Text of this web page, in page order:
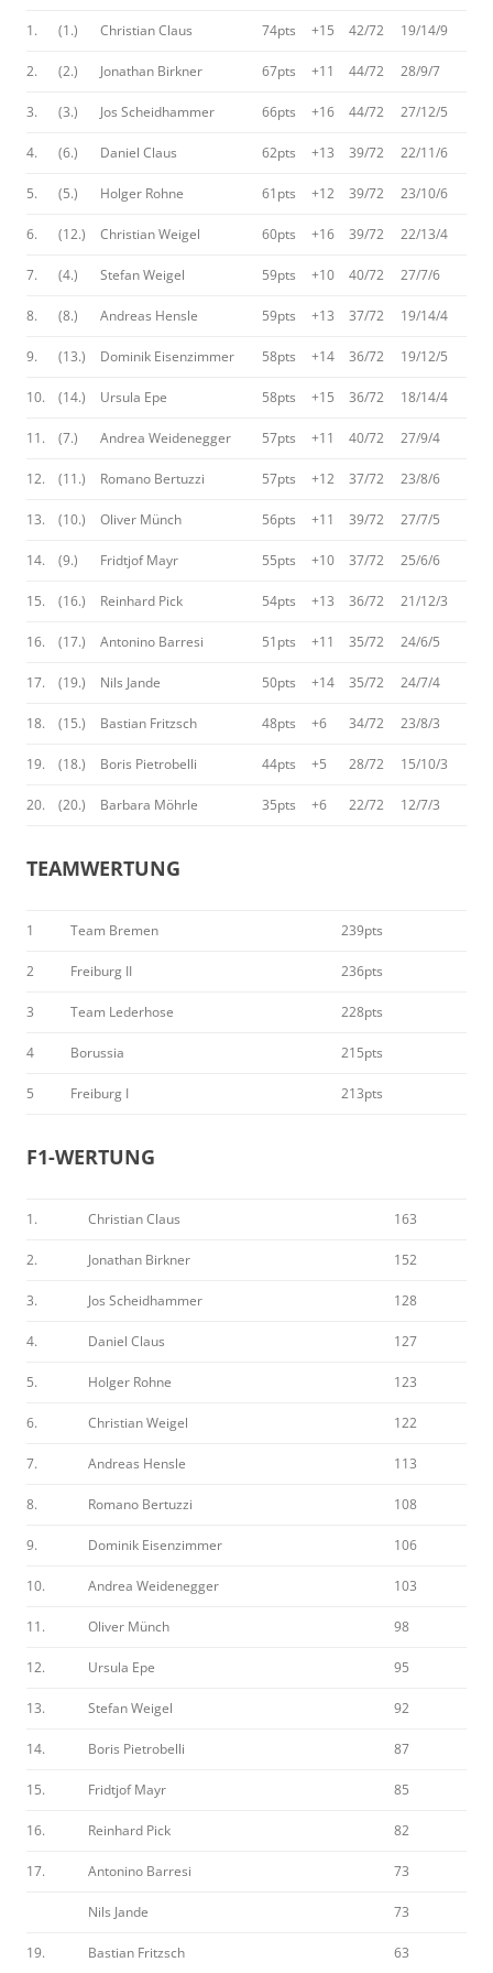
1. (1.) Christian Claus 74pts +15 42/72 19/14/9
2. (2.) Jonathan Birkner 67pts +11 44/72 28/9/7
3. (3.) Jos Scheidhammer 66pts +16 44/72 27/12/5
4. (6.) Daniel Claus 62pts +13 39/72 22/11/6
5. (5.) Holger Rohne 61pts +12 39/72 23/10/6
6. (12.) Christian Weigel 60pts +16 39/72 22/13/4
7. (4.) Stefan Weigel 59pts +10 40/72 27/7/6
8. (8.) Andreas Hensle 59pts +13 37/72 19/14/4
9. (13.) Dominik Eisenzimmer 58pts +14 36/72 19/12/5
10. (14.) Ursula Epe 58pts +15 36/72 18/14/4
11. (7.) Andrea Weidenegger 57pts +11 40/72 27/9/4
12. (11.) Romano Bertuzzi 57pts +12 37/72 23/8/6
13. (10.) Oliver Münch 56pts +11 39/72 27/7/5
14. (9.) Fridtjof Mayr 55pts +10 37/72 25/6/6
15. (16.) Reinhard Pick 54pts +13 36/72 21/12/3
16. (17.) Antonino Barresi 51pts +11 35/72 24/6/5
17. (19.) Nils Jande 50pts +14 35/72 24/7/4
18. (15.) Bastian Fritzsch 48pts +6 34/72 23/8/3
19. (18.) Boris Pietrobelli 44pts +5 28/72 15/10/3
20. (20.) Barbara Möhrle 35pts +6 22/72 12/7/3
TEAMWERTUNG
1 Team Bremen 239pts
2 Freiburg II 236pts
3 Team Lederhose 228pts
4 Borussia 215pts
5 Freiburg I 213pts
F1-WERTUNG
1. Christian Claus 163
2. Jonathan Birkner 152
3. Jos Scheidhammer 128
4. Daniel Claus 127
5. Holger Rohne 123
6. Christian Weigel 122
7. Andreas Hensle 113
8. Romano Bertuzzi 108
9. Dominik Eisenzimmer 106
10. Andrea Weidenegger 103
11. Oliver Münch 98
12. Ursula Epe 95
13. Stefan Weigel 92
14. Boris Pietrobelli 87
15. Fridtjof Mayr 85
16. Reinhard Pick 82
17. Antonino Barresi 73
Nils Jande 73
19. Bastian Fritzsch 63